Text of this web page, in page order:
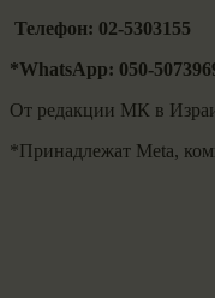
Телефон: 02-5303155
*WhatsApp: 050-
От редакции МК в
*Принадлежат Meta,